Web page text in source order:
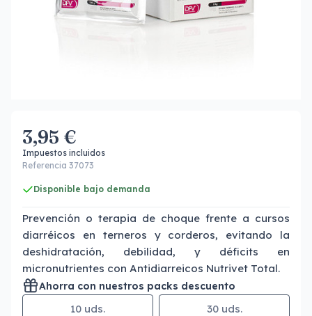
3,95 €
Impuestos incluidos
Referencia 37073
Disponible bajo demanda
Prevención o terapia de choque frente a cursos
diarréicos en terneros y corderos, evitando la
deshidratación, debilidad, y déficits en
micronutrientes con Antidiarreicos Nutrivet Total.
Ahorra con nuestros packs descuento
10 uds. 30 uds.